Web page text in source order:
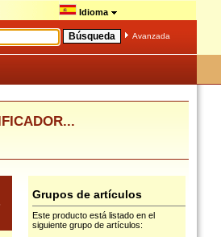
Idioma
Avanzada
Grupos de artículos
Este producto está listado en el
siguiente grupo de artículos: